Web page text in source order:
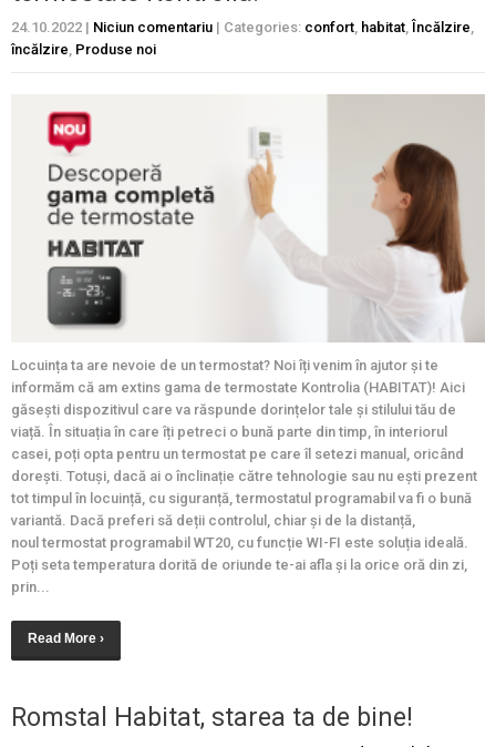
24.10.2022 | Niciun comentariu | Categories: confort, habitat, Încălzire,
încălzire, Produse noi
Locuința ta are nevoie de un termostat? Noi îți venim în ajutor și te
informăm că am extins gama de termostate Kontrolia (HABITAT)! Aici
găsești dispozitivul care va răspunde dorințelor tale și stilului tău de
viață. În situația în care îți petreci o bună parte din timp, în interiorul
casei, poți opta pentru un termostat pe care îl setezi manual, oricând
dorești. Totuși, dacă ai o înclinație către tehnologie sau nu ești prezent
tot timpul în locuință, cu siguranță, termostatul programabil va fi o bună
variantă. Dacă preferi să deții controlul, chiar și de la distanță,
noul termostat programabil WT20, cu funcție WI-FI este soluția ideală.
Poți seta temperatura dorită de oriunde te-ai afla și la orice oră din zi,
prin...
Read More ›
Romstal Habitat, starea ta de bine!